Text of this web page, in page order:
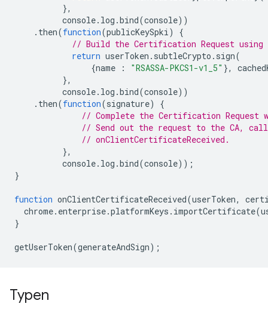
},
console. log .bind(console))
. then(function(publicKeySpki)
{
// Build the Certification Request
return userToken . subtleCrypto . sign(
{name : "RSASSA-PKCS1-v1_5" },
},
console. log .bind(console))
. then(function(signature)
{
// Complete the Certification
// Send out the request to the CA,
// onClientCertificateReceived.
},
console. log .bind(console));
}
function onClientCertificateReceived(userToken,
chrome. enterprise.platformKeys . importCertificate(
}
getUserToken(generateAndSign);
Typen